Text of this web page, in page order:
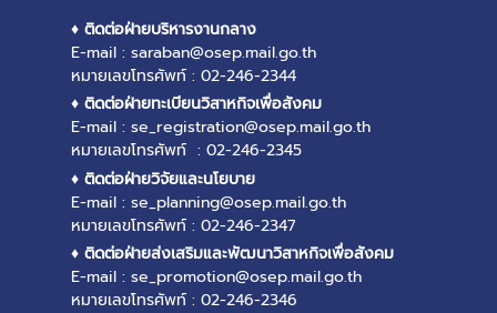
♦ ติดต่อฝ่ายบริหารงานกลาง
E-mail : saraban@osep.mail.go.th
หมายเลขโทรศัพท์ : 02-246-2344
♦ ติดต่อฝ่ายทะเบียนวิสาหกิจเพื่อสังคม
E-mail : se_registration@osep.mail.go.th
หมายเลขโทรศัพท์ : 02-246-2345
♦ ติดต่อฝ่ายวิจัยและนโยบาย
E-mail : se_planning@osep.mail.go.th
หมายเลขโทรศัพท์ : 02-246-2347
♦ ติดต่อฝ่ายส่งเสริมและพัฒนาวิสาหกิจเพื่อสังคม
E-mail : se_promotion@osep.mail.go.th
หมายเลขโทรศัพท์ : 02-246-2346